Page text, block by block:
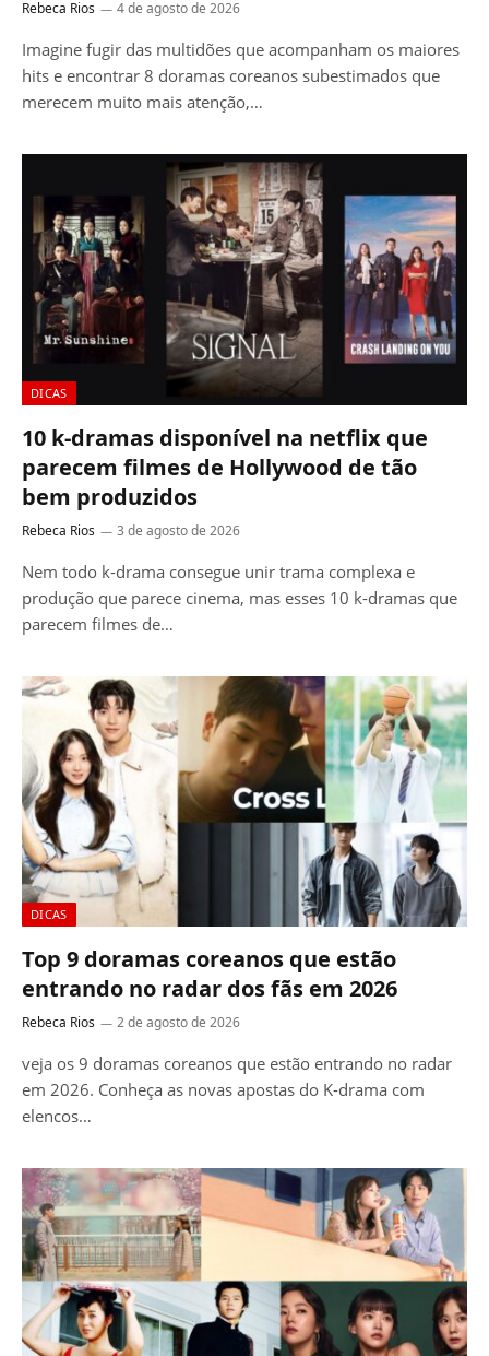
Rebeca Rios 4 de agosto de 2026
Imagine fugir das multidões que acompanham os maiores
hits e encontrar 8 doramas coreanos subestimados que
merecem muito mais atenção,…
DICAS
10 k-dramas disponível na netflix que
parecem filmes de Hollywood de tão
bem produzidos
Rebeca Rios 3 de agosto de 2026
Nem todo k-drama consegue unir trama complexa e
produção que parece cinema, mas esses 10 k-dramas que
parecem filmes de…
DICAS
Top 9 doramas coreanos que estão
entrando no radar dos fãs em 2026
Rebeca Rios 2 de agosto de 2026
veja os 9 doramas coreanos que estão entrando no radar
em 2026. Conheça as novas apostas do K-drama com
elencos…